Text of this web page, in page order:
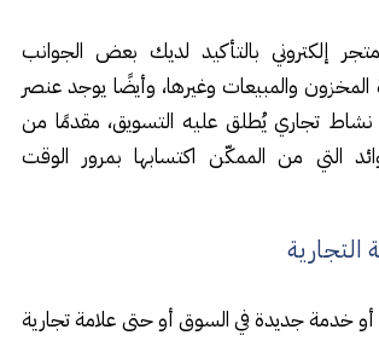
إلكتروني بالتأكيد لديك بعض الجوانب
المخزون والمبيعات وغيرها، وأيضًا يوجد عنصر
تجاري يُطلق عليه التسويق، مقدمًا من
التي من الممكّن اكتسابها بمرور الوقت
التجارية
خدمة جديدة في السوق أو حتى علامة تجارية